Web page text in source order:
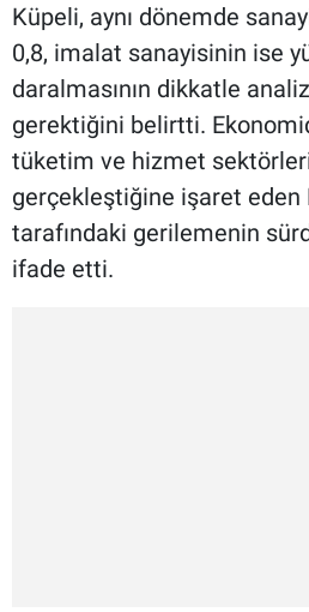
Küpeli, aynı dönemde
0,8, imalat sanayisinin ise
daralmasının dikkatle
gerektiğini belirtti.
tüketim ve hizmet
gerçekleştiğine işaret eden
tarafındaki gerilemenin
ifade etti.